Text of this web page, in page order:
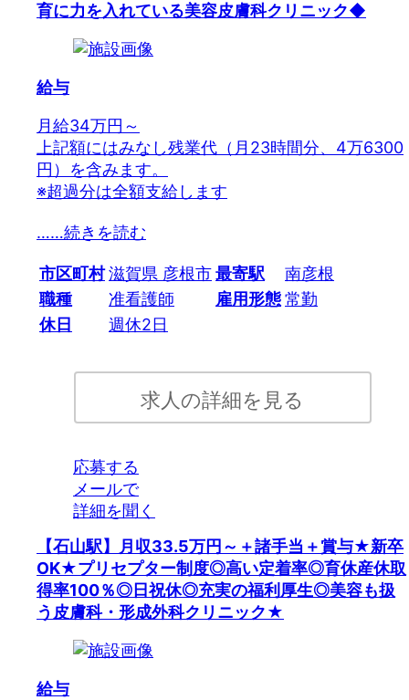
育に力を入れている美容皮膚科クリニック◆
給与
月給34万円～
上記額にはみなし残業代（月23時間分、4万6300
円）を含みます。
※超過分は全額支給します
……続きを読む
市区町村滋賀県 彦根市最寄駅
南彦根
職種
准看護師 雇用形態常勤
休日
週休2日
求人の詳細を見る
応募する
メールで
詳細を聞く
【石山駅】月収33.5万円～＋諸手当＋賞与★新卒
OK★プリセプター制度◎高い定着率◎育休産休取
得率100％◎日祝休◎充実の福利厚生◎美容も扱
う皮膚科・形成外科クリニック★
給与